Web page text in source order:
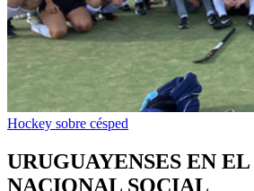
Hockey sobre césped
URUGUAYENSES EN EL
NACIONAL SOCIAL